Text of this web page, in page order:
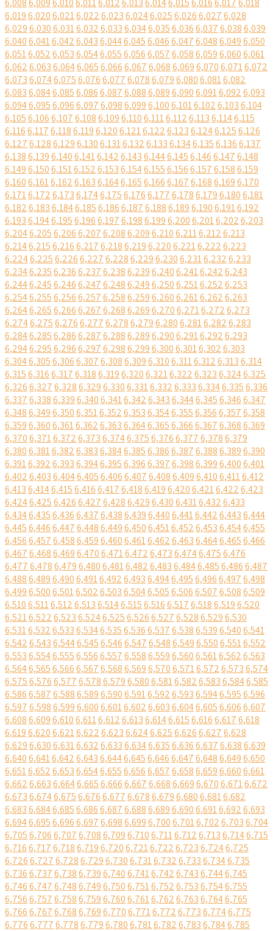
6,0086,0096,0106,0116,0126,0136,0146,0156,0166,0176,018
6,0196,0206,0216,0226,0236,0246,0256,0266,0276,028
6,0296,0306,0316,0326,0336,0346,0356,0366,0376,0386,039
6,0406,0416,0426,0436,0446,0456,0466,0476,0486,0496,050
6,0516,0526,0536,0546,0556,0566,0576,0586,0596,0606,061
6,0626,0636,0646,0656,0666,0676,0686,0696,0706,0716,072
6,0736,0746,0756,0766,0776,0786,0796,0806,0816,082
6,0836,0846,0856,0866,0876,0886,0896,0906,0916,0926,093
6,0946,0956,0966,0976,0986,0996,1006,1016,1026,1036,104
6,1056,1066,1076,1086,1096,1106,1116,1126,1136,1146,115
6,1166,1176,1186,1196,1206,1216,1226,1236,1246,1256,126
6,1276,1286,1296,1306,1316,1326,1336,1346,1356,1366,137
6,1386,1396,1406,1416,1426,1436,1446,1456,1466,1476,148
6,1496,1506,1516,1526,1536,1546,1556,1566,1576,1586,159
6,1606,1616,1626,1636,1646,1656,1666,1676,1686,1696,170
6,1716,1726,1736,1746,1756,1766,1776,1786,1796,1806,181
6,1826,1836,1846,1856,1866,1876,1886,1896,1906,1916,192
6,1936,1946,1956,1966,1976,1986,1996,2006,2016,2026,203
6,2046,2056,2066,2076,2086,2096,2106,2116,2126,213
6,2146,2156,2166,2176,2186,2196,2206,2216,2226,223
6,2246,2256,2266,2276,2286,2296,2306,2316,2326,233
6,2346,2356,2366,2376,2386,2396,2406,2416,2426,243
6,2446,2456,2466,2476,2486,2496,2506,2516,2526,253
6,2546,2556,2566,2576,2586,2596,2606,2616,2626,263
6,2646,2656,2666,2676,2686,2696,2706,2716,2726,273
6,2746,2756,2766,2776,2786,2796,2806,2816,2826,283
6,2846,2856,2866,2876,2886,2896,2906,2916,2926,293
6,2946,2956,2966,2976,2986,2996,3006,3016,3026,303
6,3046,3056,3066,3076,3086,3096,3106,3116,3126,3136,314
6,3156,3166,3176,3186,3196,3206,3216,3226,3236,3246,325
6,3266,3276,3286,3296,3306,3316,3326,3336,3346,3356,336
6,3376,3386,3396,3406,3416,3426,3436,3446,3456,3466,347
6,3486,3496,3506,3516,3526,3536,3546,3556,3566,3576,358
6,3596,3606,3616,3626,3636,3646,3656,3666,3676,3686,369
6,3706,3716,3726,3736,3746,3756,3766,3776,3786,379
6,3806,3816,3826,3836,3846,3856,3866,3876,3886,3896,390
6,3916,3926,3936,3946,3956,3966,3976,3986,3996,4006,401
6,4026,4036,4046,4056,4066,4076,4086,4096,4106,4116,412
6,4136,4146,4156,4166,4176,4186,4196,4206,4216,4226,423
6,4246,4256,4266,4276,4286,4296,4306,4316,4326,433
6,4346,4356,4366,4376,4386,4396,4406,4416,4426,4436,444
6,4456,4466,4476,4486,4496,4506,4516,4526,4536,4546,455
6,4566,4576,4586,4596,4606,4616,4626,4636,4646,4656,466
6,4676,4686,4696,4706,4716,4726,4736,4746,4756,476
6,4776,4786,4796,4806,4816,4826,4836,4846,4856,4866,487
6,4886,4896,4906,4916,4926,4936,4946,4956,4966,4976,498
6,4996,5006,5016,5026,5036,5046,5056,5066,5076,5086,509
6,5106,5116,5126,5136,5146,5156,5166,5176,5186,5196,520
6,5216,5226,5236,5246,5256,5266,5276,5286,5296,530
6,5316,5326,5336,5346,5356,5366,5376,5386,5396,5406,541
6,5426,5436,5446,5456,5466,5476,5486,5496,5506,5516,552
6,5536,5546,5556,5566,5576,5586,5596,5606,5616,5626,563
6,5646,5656,5666,5676,5686,5696,5706,5716,5726,5736,574
6,5756,5766,5776,5786,5796,5806,5816,5826,5836,5846,585
6,5866,5876,5886,5896,5906,5916,5926,5936,5946,5956,596
6,5976,5986,5996,6006,6016,6026,6036,6046,6056,6066,607
6,6086,6096,6106,6116,6126,6136,6146,6156,6166,6176,618
6,6196,6206,6216,6226,6236,6246,6256,6266,6276,628
6,6296,6306,6316,6326,6336,6346,6356,6366,6376,6386,639
6,6406,6416,6426,6436,6446,6456,6466,6476,6486,6496,650
6,6516,6526,6536,6546,6556,6566,6576,6586,6596,6606,661
6,6626,6636,6646,6656,6666,6676,6686,6696,6706,6716,672
6,6736,6746,6756,6766,6776,6786,6796,6806,6816,682
6,6836,6846,6856,6866,6876,6886,6896,6906,6916,6926,693
6,6946,6956,6966,6976,6986,6996,7006,7016,7026,7036,704
6,7056,7066,7076,7086,7096,7106,7116,7126,7136,7146,715
6,7166,7176,7186,7196,7206,7216,7226,7236,7246,725
6,7266,7276,7286,7296,7306,7316,7326,7336,7346,735
6,7366,7376,7386,7396,7406,7416,7426,7436,7446,745
6,7466,7476,7486,7496,7506,7516,7526,7536,7546,755
6,7566,7576,7586,7596,7606,7616,7626,7636,7646,765
6,7666,7676,7686,7696,7706,7716,7726,7736,7746,775
6,7766,7776,7786,7796,7806,7816,7826,7836,7846,785